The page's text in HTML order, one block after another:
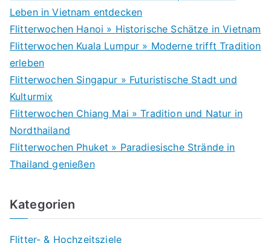
Leben in Vietnam entdecken
Flitterwochen Hanoi » Historische Schätze in Vietnam
Flitterwochen Kuala Lumpur » Moderne trifft Tradition
erleben
Flitterwochen Singapur » Futuristische Stadt und
Kulturmix
Flitterwochen Chiang Mai » Tradition und Natur in
Nordthailand
Flitterwochen Phuket » Paradiesische Strände in
Thailand genießen
Kategorien
Flitter- & Hochzeitsziele